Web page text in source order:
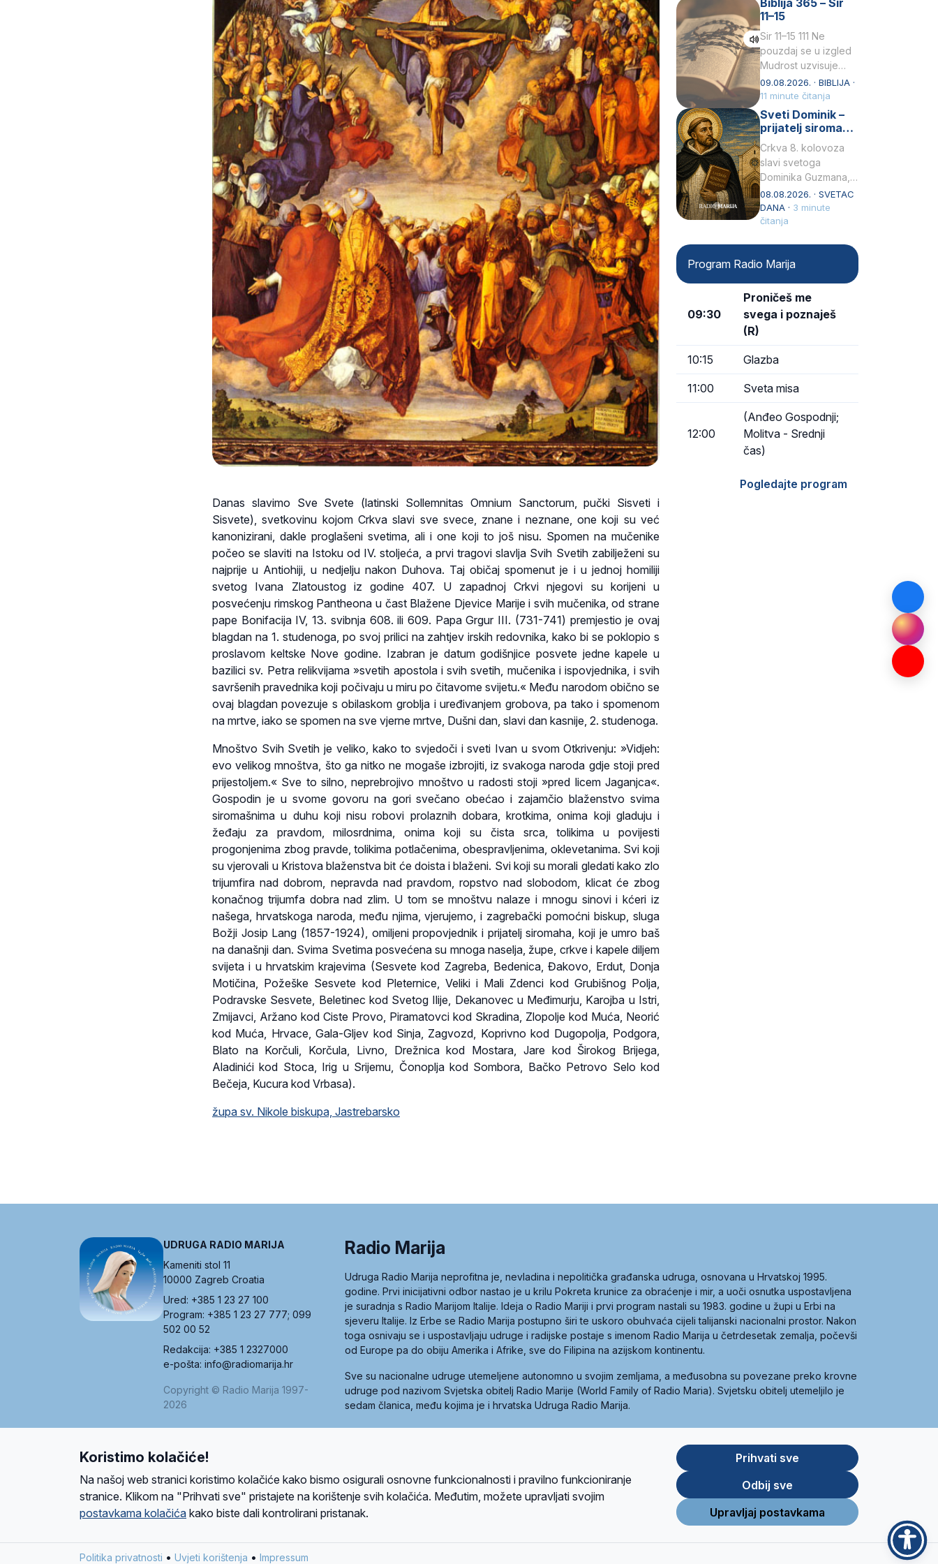
Danas slavimo Sve Svete (latinski Sollemnitas Omnium Sanctorum, pučki Sisveti i
Sisvete), svetkovinu kojom Crkva slavi sve svece, znane i neznane, one koji su već
kanonizirani, dakle proglašeni svetima, ali i one koji to još nisu. Spomen na mučenike
počeo se slaviti na Istoku od IV. stoljeća, a prvi tragovi slavlja Svih Svetih zabilježeni su
najprije u Antiohiji, u nedjelju nakon Duhova. Taj običaj spomenut je i u jednoj homiliji
svetog Ivana Zlatoustog iz godine 407. U zapadnoj Crkvi njegovi su korijeni u
posvećenju rimskog Pantheona u čast Blažene Djevice Marije i svih mučenika, od strane
pape Bonifacija IV, 13. svibnja 608. ili 609. Papa Grgur III. (731-741) premjestio je ovaj
blagdan na 1. studenoga, po svoj prilici na zahtjev irskih redovnika, kako bi se poklopio s
proslavom keltske Nove godine. Izabran je datum godišnjice posvete jedne kapele u
bazilici sv. Petra relikvijama »svetih apostola i svih svetih, mučenika i ispovjednika, i svih
savršenih pravednika koji počivaju u miru po čitavome svijetu.« Među narodom obično se
ovaj blagdan povezuje s obilaskom groblja i uređivanjem grobova, pa tako i spomenom
na mrtve, iako se spomen na sve vjerne mrtve, Dušni dan, slavi dan kasnije, 2. studenoga.
Mnoštvo Svih Svetih je veliko, kako to svjedoči i sveti Ivan u svom Otkrivenju: »Vidjeh:
evo velikog mnoštva, što ga nitko ne mogaše izbrojiti, iz svakoga naroda gdje stoji pred
prijestoljem.« Sve to silno, neprebrojivo mnoštvo u radosti stoji »pred licem Jaganjca«.
Gospodin je u svome govoru na gori svečano obećao i zajamčio blaženstvo svima
siromašnima u duhu koji nisu robovi prolaznih dobara, krotkima, onima koji gladuju i
žeđaju za pravdom, milosrdnima, onima koji su čista srca, tolikima u povijesti
progonjenima zbog pravde, tolikima potlačenima, obespravljenima, oklevetanima. Svi koji
su vjerovali u Kristova blaženstva bit će doista i blaženi. Svi koji su morali gledati kako zlo
trijumfira nad dobrom, nepravda nad pravdom, ropstvo nad slobodom, klicat će zbog
konačnog trijumfa dobra nad zlim. U tom se mnoštvu nalaze i mnogu sinovi i kćeri iz
našega, hrvatskoga naroda, među njima, vjerujemo, i zagrebački pomoćni biskup, sluga
Božji Josip Lang (1857-1924), omiljeni propovjednik i prijatelj siromaha, koji je umro baš
na današnji dan. Svima Svetima posvećena su mnoga naselja, župe, crkve i kapele diljem
svijeta i u hrvatskim krajevima (Sesvete kod Zagreba, Bedenica, Đakovo, Erdut, Donja
Motičina, Požeške Sesvete kod Pleternice, Veliki i Mali Zdenci kod Grubišnog Polja,
Podravske Sesvete, Beletinec kod Svetog Ilije, Dekanovec u Međimurju, Karojba u Istri,
Zmijavci, Aržano kod Ciste Provo, Piramatovci kod Skradina, Zlopolje kod Muća, Neorić
kod Muća, Hrvace, Gala-Gljev kod Sinja, Zagvozd, Koprivno kod Dugopolja, Podgora,
Blato na Korčuli, Korčula, Livno, Drežnica kod Mostara, Jare kod Širokog Brijega,
Aladinići kod Stoca, Irig u Srijemu, Čonoplja kod Sombora, Bačko Petrovo Selo kod
Bečeja, Kucura kod Vrbasa).
župa sv. Nikole biskupa, Jastrebarsko
židovske obitelji, 12.
listopada 1891, u
Wrocławu…
Biblija 365 – Sir
11–15
Sir 11–15 111 Ne
pouzdaj se u izgled
Mudrost uzvisuje
glavu siromahui
posađuje ga među
knezove.2 Ne hvali
čovjeka po obličju
09.08.2026. · BIBLIJA ·
11 minute čitanja
Sveti Dominik –
prijatelj siromaha
i širitelj krunice
Crkva 8. kolovoza
slavi svetoga
Dominika Guzmana,
svećenika i
utemeljitelja Reda
propovjednika (Ordo
dubokom ljubavlju
08.08.2026. · SVETAC
DANA · 3 minute
čitanja
Program Radio Marija
09:30
Proničeš me
svega i poznaješ
(R)
10:15 Glazba
11:00 Sveta misa
12:00
(Anđeo Gospodnji;
Molitva - Srednji
čas)
Pogledajte program
UDRUGA RADIO MARIJA
Kameniti stol 11
10000 Zagreb Croatia
Ured: +385 1 23 27 100
Program: +385 1 23 27 777; 099
502 00 52
Redakcija: +385 1 2327000
e-pošta: info@radiomarija.hr
Copyright © Radio Marija 1997-
2026
Radio Marija
Udruga Radio Marija neprofitna je, nevladina i nepolitička građanska udruga, osnovana u Hrvatskoj 1995.
godine. Prvi inicijativni odbor nastao je u krilu Pokreta krunice za obraćenje i mir, a uoči osnutka uspostavljena
je suradnja s Radio Marijom Italije. Ideja o Radio Mariji i prvi program nastali su 1983. godine u župi u Erbi na
sjeveru Italije. Iz Erbe se Radio Marija postupno širi te uskoro obuhvaća cijeli talijanski nacionalni prostor. Nakon
toga osnivaju se i uspostavljaju udruge i radijske postaje s imenom Radio Marija u četrdesetak zemalja, počevši
od Europe pa do obiju Amerika i Afrike, sve do Filipina na azijskom kontinentu.
Sve su nacionalne udruge utemeljene autonomno u svojim zemljama, a međusobna su povezane preko krovne
udruge pod nazivom Svjetska obitelj Radio Marije (World Family of Radio Maria). Svjetsku obitelj utemeljilo je
sedam članica, među kojima je i hrvatska Udruga Radio Marija.
Ova stranica je zaštićena Google reCAPTCHA sustavom Store
Koristimo kolačiće!
Na našoj web stranici koristimo kolačiće kako bismo osigurali osnovne funkcionalnosti i pravilno funkcioniranje
stranice. Klikom na "Prihvati sve" pristajete na korištenje svih kolačića. Međutim, možete upravljati svojim
postavkama kolačića kako biste dali kontrolirani pristanak.
Prihvati sve
Odbij sve
Upravljaj postavkama
Politika privatnosti • Uvjeti korištenja • Impressum